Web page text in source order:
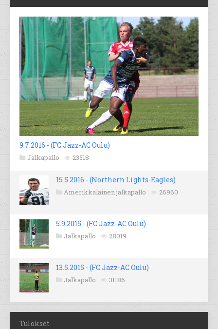
9.7.2016 - (FC Jazz-AC Oulu)
Jalkapallo 23518
15.5.2016 - (Northern Lights-Eagles)
Amerikkalainen jalkapallo 26960
5.9.2015 - (FC Jazz-AC Oulu)
Jalkapallo 28019
13.5.2015 - (FC Jazz-AC Oulu)
Jalkapallo 31186
Tulokset